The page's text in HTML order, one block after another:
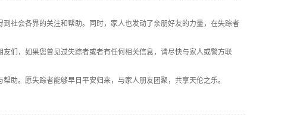
社会各界的关注和帮助。同时，家人也发动了亲朋好友的力量，在失踪者
们，如果您曾见过失踪者或者有任何相关信息，请尽快与家人或警方联
助。愿失踪者能够早日平安归来，与家人朋友团聚，共享天伦之乐。